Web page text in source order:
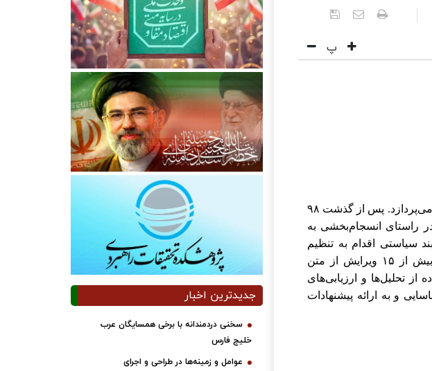
پ
می‌پردازد. پس از گذشت ۹۸
راستای انسجام‌بخشی به
بند سیاستی اقدام به تنظیم
از ۱۵ ویرایش از متن
تحلیل‌ها و ارزیابی‌های
و به ارائه پیشنهادات
جدیدترین اخبار
سخنی دردمندانه با برخی همسایگان عرب
خلیج فارس
عوامل و زمینه‌ها در طراحی و اجرای